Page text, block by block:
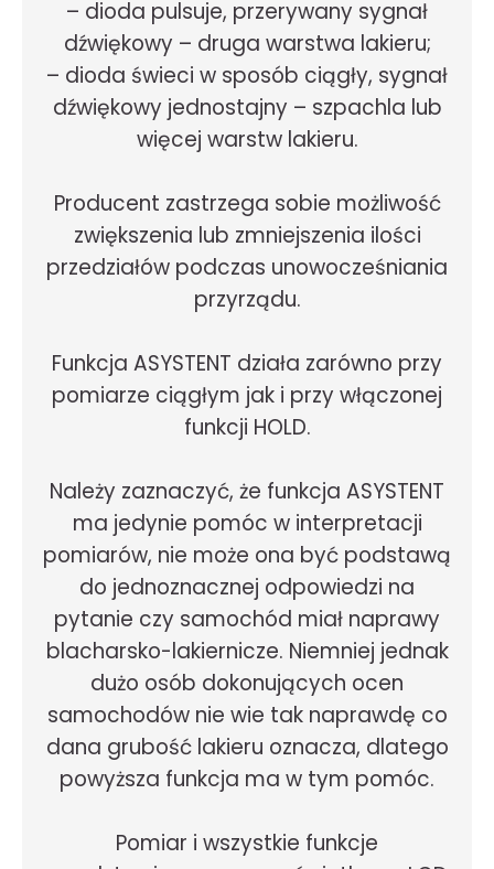
– dioda pulsuje, przerywany sygnał
dźwiękowy – druga warstwa lakieru;
– dioda świeci w sposób ciągły, sygnał
dźwiękowy jednostajny – szpachla lub
więcej warstw lakieru.
Producent zastrzega sobie możliwość
zwiększenia lub zmniejszenia ilości
przedziałów podczas unowocześniania
przyrządu.
Funkcja ASYSTENT działa zarówno przy
pomiarze ciągłym jak i przy włączonej
funkcji HOLD.
Należy zaznaczyć, że funkcja ASYSTENT
ma jedynie pomóc w interpretacji
pomiarów, nie może ona być podstawą
do jednoznacznej odpowiedzi na
pytanie czy samochód miał naprawy
blacharsko-lakiernicze. Niemniej jednak
dużo osób dokonujących ocen
samochodów nie wie tak naprawdę co
dana grubość lakieru oznacza, dlatego
powyższa funkcja ma w tym pomóc.
Pomiar i wszystkie funkcje